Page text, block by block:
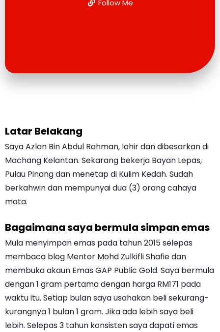
Follow Me
Latar Belakang
Saya Azlan Bin Abdul Rahman, lahir dan dibesarkan di
Machang Kelantan. Sekarang bekerja Bayan Lepas,
Pulau Pinang dan menetap di Kulim Kedah. Sudah
berkahwin dan mempunyai dua (3) orang cahaya
mata.
Bagaimana saya bermula simpan emas
Mula menyimpan emas pada tahun 2015 selepas
membaca blog Mentor Mohd Zulkifli Shafie dan
membuka akaun Emas GAP Public Gold. Saya bermula
dengan 1 gram pertama dengan harga RM171 pada
waktu itu. Setiap bulan saya usahakan beli sekurang-
kurangnya 1 bulan 1 gram. Jika ada lebih saya beli
lebih. Selepas 3 tahun konsisten saya dapati emas